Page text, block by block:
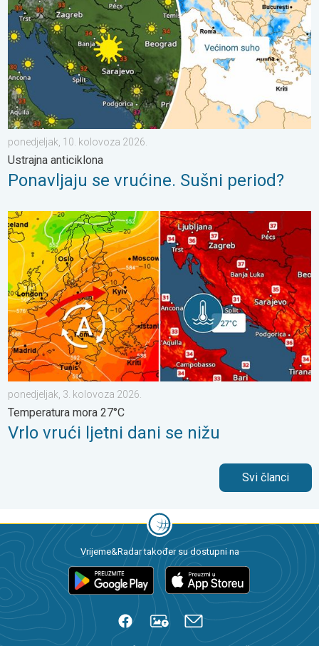
ponedjeljak, 10. kolovoza 2026.
Ustrajna anticiklona
Ponavljaju se vrućine. Sušni period?
Vrlo vrući ljetni dani se nižu. Temperatura mora 27°C. . .
ponedjeljak, 3. kolovoza 2026.
Temperatura mora 27°C
Vrlo vrući ljetni dani se nižu
Svi članci
Vrijeme&Radar također su dostupni na